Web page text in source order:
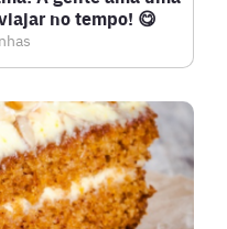
no tempo! 😋